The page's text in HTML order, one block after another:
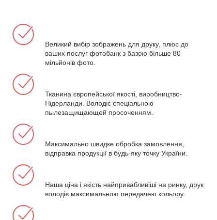
Великий вибір зображень для друку, плюс до
ваших послуг фотобанк з базою більше 80
мільйонів фото.
Тканина європейської якості, виробництво-
Нідерланди. Володіє спеціальною
пылезащищающей просоченням.
Максимально швидке обробка замовлення,
відправка продукції в будь-яку точку України.
Наша ціна і якість найпривабливіші на ринку, друк
володіє максимальною передачею кольору.